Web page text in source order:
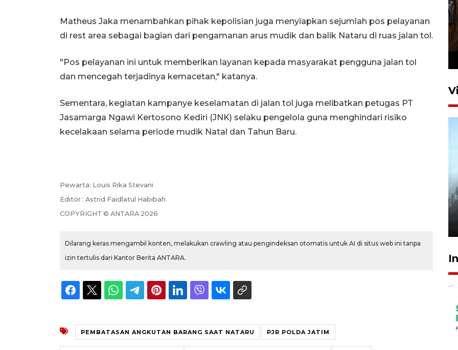
Matheus Jaka menambahkan pihak kepolisian juga menyiapkan sejumlah pos pelayanan
di rest area sebagai bagian dari pengamanan arus mudik dan balik Nataru di ruas jalan tol.
"Pos pelayanan ini untuk memberikan layanan kepada masyarakat pengguna jalan tol
dan mencegah terjadinya kemacetan," katanya.
Sementara, kegiatan kampanye keselamatan di jalan tol juga melibatkan petugas PT
Jasamarga Ngawi Kertosono Kediri (JNK) selaku pengelola guna menghindari risiko
kecelakaan selama periode mudik Natal dan Tahun Baru.
Pewarta: Louis Rika Stevani
Editor : Astrid Faidlatul Habibah
COPYRIGHT © ANTARA 2026
Dilarang keras mengambil konten, melakukan crawling atau pengindeksan otomatis untuk AI di situs web ini tanpa
izin tertulis dari Kantor Berita ANTARA.
PEMBATASAN ANGKUTAN BARANG SAAT NATARU PJR POLDA JATIM
Persebaya juara Piala
Presiden 2026